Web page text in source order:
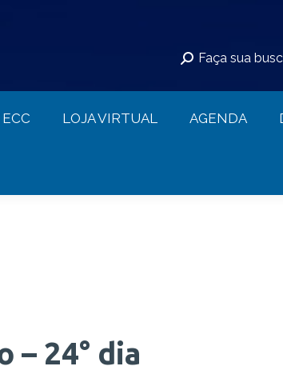
Faça sua
LOJA VIRTUAL AGENDA
– 24° dia